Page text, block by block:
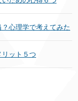
心理学で考えてみた
ット５つ